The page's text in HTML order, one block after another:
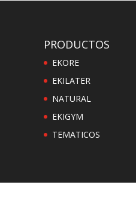
PRODUCTOS
EKORE
EKILATER
NATURAL
EKIGYM
TEMATICOS